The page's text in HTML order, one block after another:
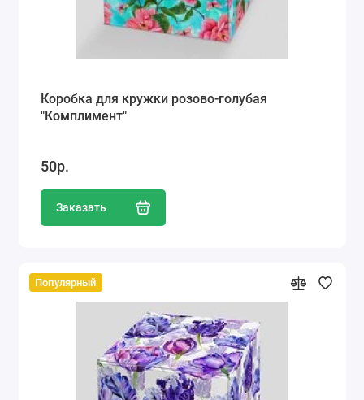
Коробка для кружки розово-голубая
"Комплимент"
50р.
Заказать
Популярный